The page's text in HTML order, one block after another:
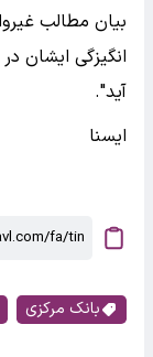
بیان مطالب
انگیزگی ایشان
آید".
ایسنا
بانک مرکزی